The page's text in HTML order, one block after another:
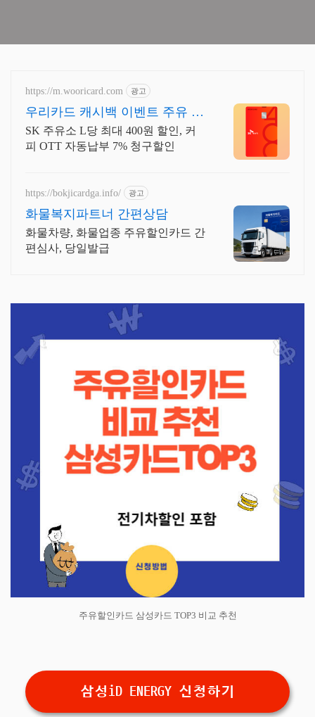
https://m.wooricard.com 광고
우리카드 캐시백 이벤트 주유 L
당 최대400원 할인
SK 주유소 L당 최대 400원 할인, 커
피 OTT 자동납부 7% 청구할인
https://bokjicardga.info/ 광고
화물복지파트너 간편상담
화물차량, 화물업종 주유할인카드 간
편심사, 당일발급
주유할인카드 삼성카드 TOP3 비교 추천
삼성iD ENERGY 신청하기